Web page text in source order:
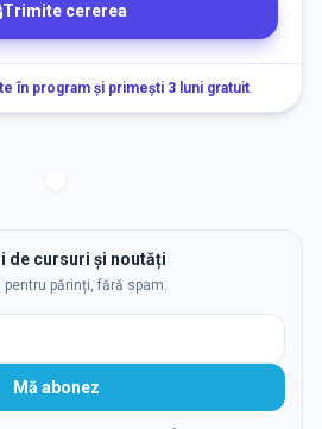
Trimite cererea
în program și primești 3 luni gratuit.
de cursuri și noutăți
părinți, fără spam.
Mă abonez